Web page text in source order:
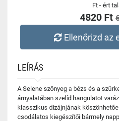
Ft - ért
4820 Ft
Ellenőrizd az
LEÍRÁS
A Selene szőnyeg a bézs és a
árnyalatában szelíd hangulatot
klasszikus dizájnjának
csodálatos kiegészítői bármely